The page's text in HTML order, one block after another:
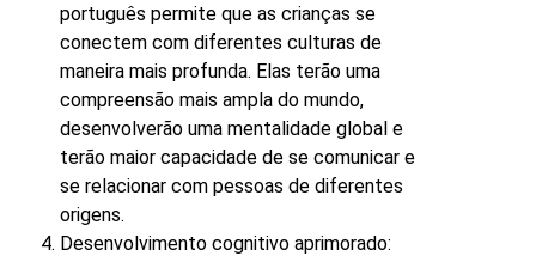
português permite que as crianças se
conectem com diferentes culturas de
maneira mais profunda. Elas terão uma
compreensão mais ampla do mundo,
desenvolverão uma mentalidade global e
terão maior capacidade de se comunicar e
se relacionar com pessoas de diferentes
origens.
Desenvolvimento cognitivo aprimorado: